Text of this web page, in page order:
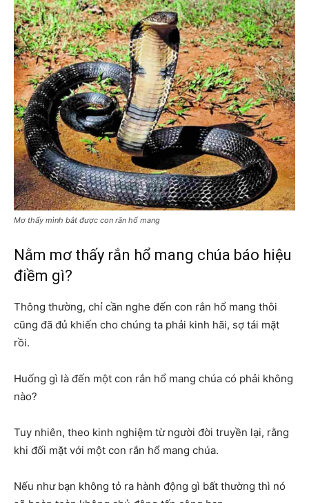
Mơ thấy mình bắt được con rắn hổ mang
Nằm mơ thấy rắn hổ mang chúa báo hiệu
điềm gì?
Thông thường, chỉ cần nghe đến con rắn hổ mang thôi
cũng đã đủ khiến cho chúng ta phải kinh hãi, sợ tái mặt
rồi.
Huống gì là đến một con rắn hổ mang chúa có phải không
nào?
Tuy nhiên, theo kinh nghiệm từ người đời truyền lại, rằng
khi đối mặt với một con rắn hổ mang chúa.
Nếu như bạn không tỏ ra hành động gì bất thường thì nó